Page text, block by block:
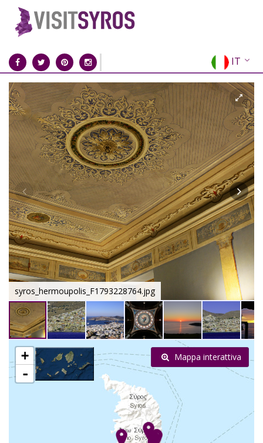
IT
EN
EL
FR
DE
ES
RU
CN
syros_hermoupolis_F1793228764.jpg
+
-
Mappa interattiva